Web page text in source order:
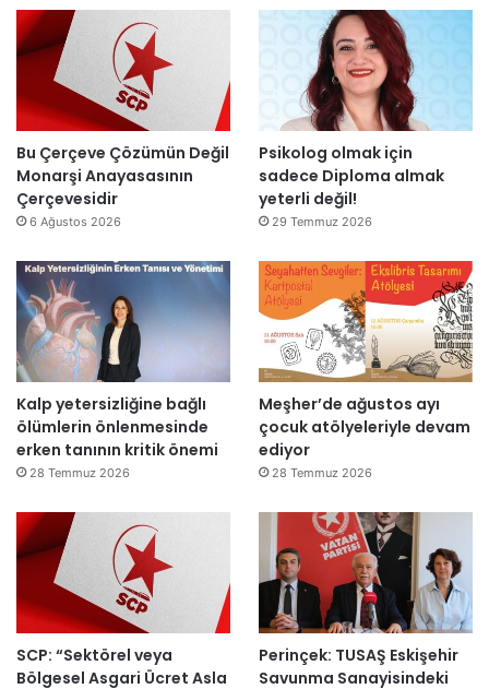
i
t
a
a
m
l
a
n
d
Bu Çerçeve Çözümün Değil
Monarşi Anayasasının
Çerçevesidir
6 Ağustos 2026
Psikolog olmak için
sadece Diploma almak
yeterli değil!
29 Temmuz 2026
Kalp yetersizliğine bağlı
ölümlerin önlenmesinde
erken tanının kritik önemi
28 Temmuz 2026
Meşher’de ağustos ayı
çocuk atölyeleriyle devam
ediyor
28 Temmuz 2026
SCP: “Sektörel veya
Bölgesel Asgari Ücret Asla
Perinçek: TUSAŞ Eskişehir
Savunma Sanayisindeki